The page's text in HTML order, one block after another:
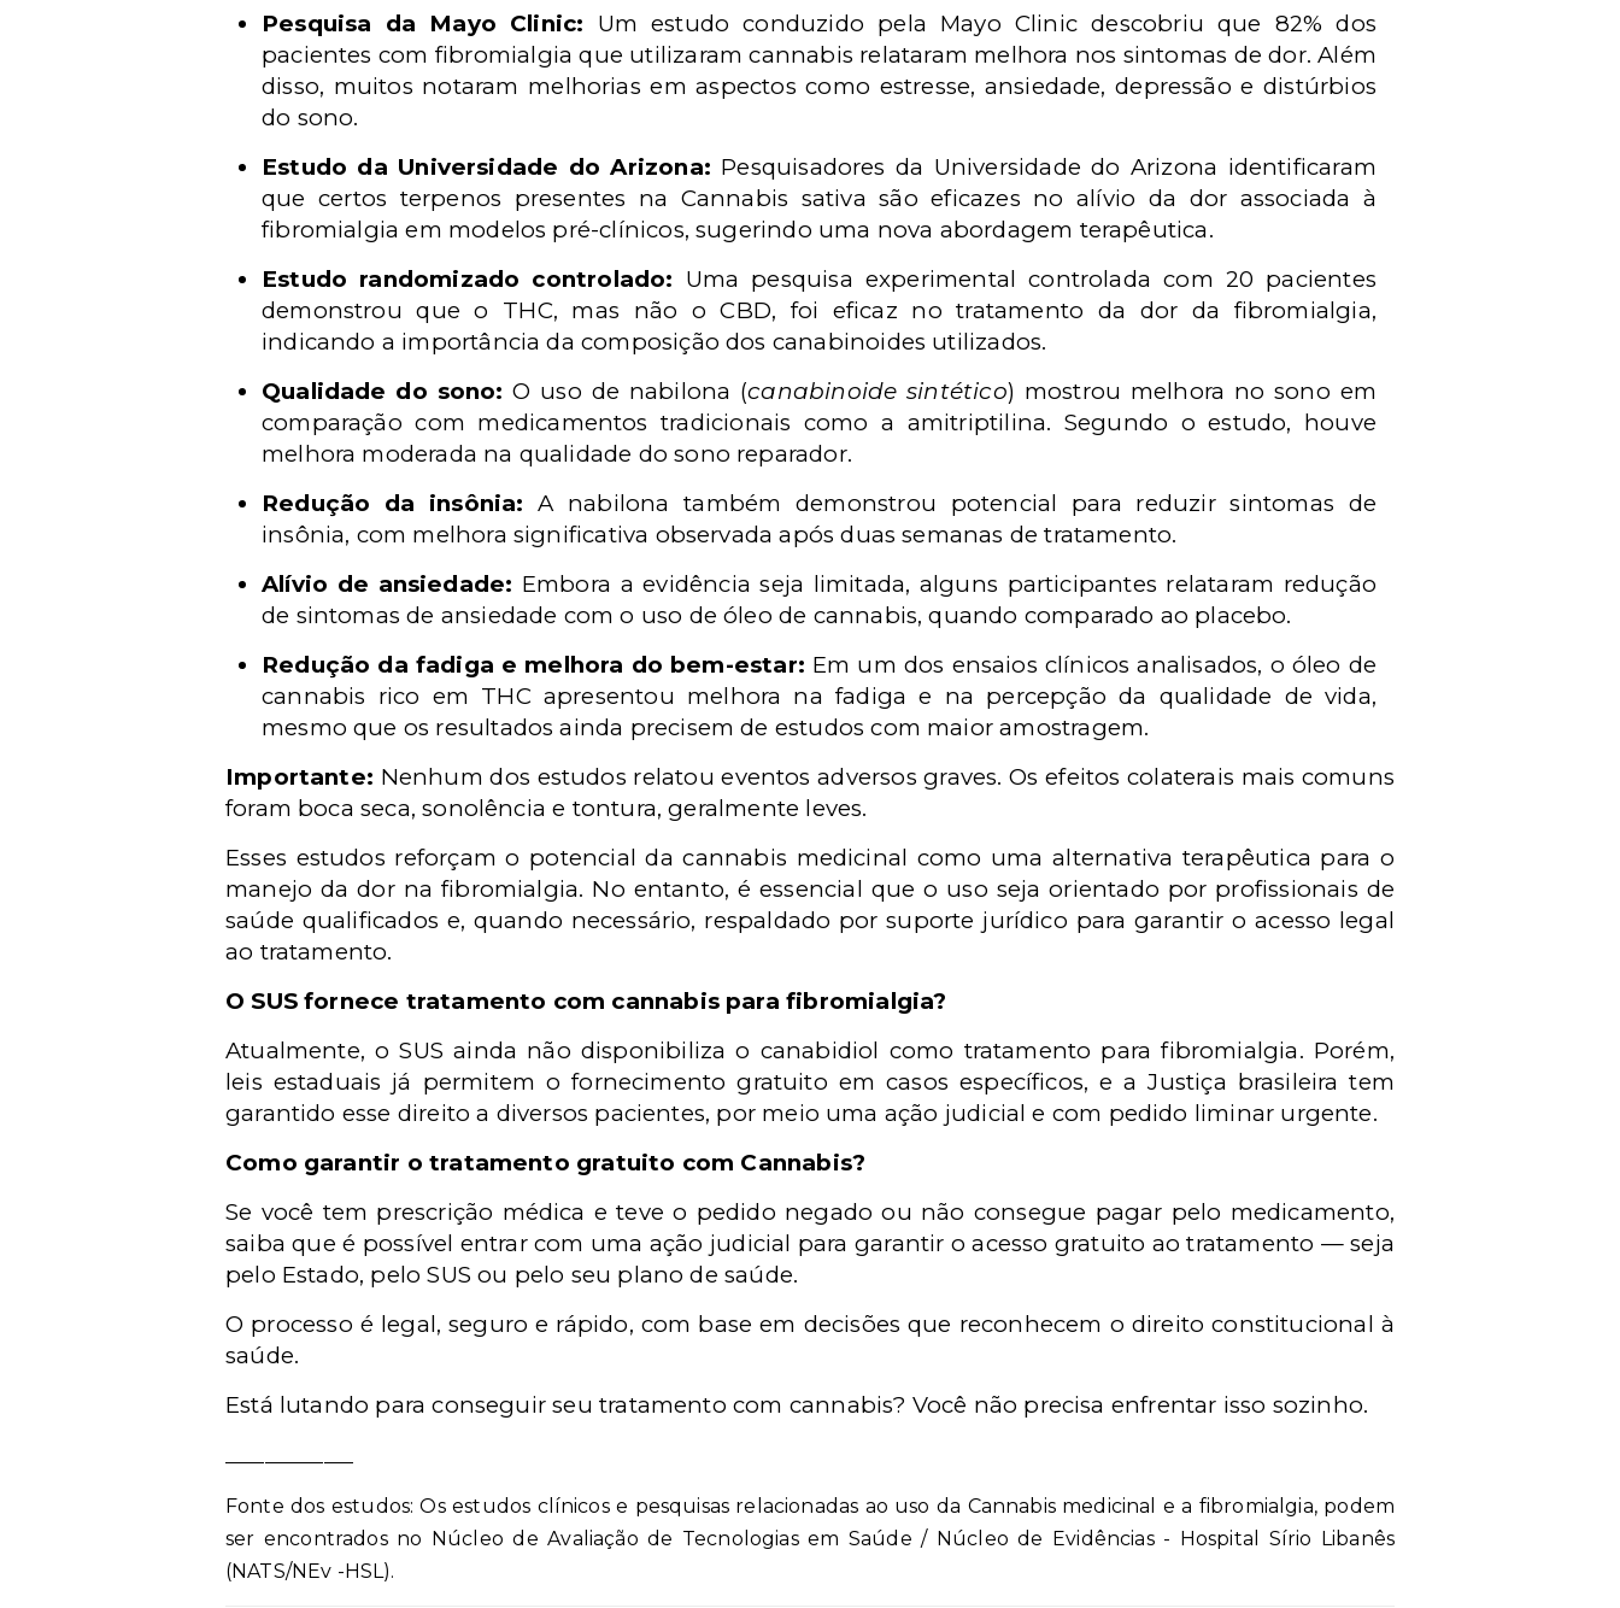
Pesquisa da Mayo Clinic: Um estudo conduzido pela Mayo Clinic descobriu que 82% dos
pacientes com fibromialgia que utilizaram cannabis relataram melhora nos sintomas de dor. Além
disso, muitos notaram melhorias em aspectos como estresse, ansiedade, depressão e distúrbios
do sono.
Estudo da Universidade do Arizona: Pesquisadores da Universidade do Arizona identificaram
que certos terpenos presentes na Cannabis sativa são eficazes no alívio da dor associada à
fibromialgia em modelos pré-clínicos, sugerindo uma nova abordagem terapêutica.
Estudo randomizado controlado: Uma pesquisa experimental controlada com 20 pacientes
demonstrou que o THC, mas não o CBD, foi eficaz no tratamento da dor da fibromialgia,
indicando a importância da composição dos canabinoides utilizados.
Qualidade do sono: O uso de nabilona (canabinoide sintético) mostrou melhora no sono em
comparação com medicamentos tradicionais como a amitriptilina. Segundo o estudo, houve
melhora moderada na qualidade do sono reparador.
Redução da insônia: A nabilona também demonstrou potencial para reduzir sintomas de
insônia, com melhora significativa observada após duas semanas de tratamento.
Alívio de ansiedade: Embora a evidência seja limitada, alguns participantes relataram redução
de sintomas de ansiedade com o uso de óleo de cannabis, quando comparado ao placebo.
Redução da fadiga e melhora do bem-estar: Em um dos ensaios clínicos analisados, o óleo de
cannabis rico em THC apresentou melhora na fadiga e na percepção da qualidade de vida,
mesmo que os resultados ainda precisem de estudos com maior amostragem.
Importante: Nenhum dos estudos relatou eventos adversos graves. Os efeitos colaterais mais comuns
foram boca seca, sonolência e tontura, geralmente leves.
Esses estudos reforçam o potencial da cannabis medicinal como uma alternativa terapêutica para o
manejo da dor na fibromialgia. No entanto, é essencial que o uso seja orientado por profissionais de
saúde qualificados e, quando necessário, respaldado por suporte jurídico para garantir o acesso legal
ao tratamento.
O SUS fornece tratamento com cannabis para fibromialgia?
Atualmente, o SUS ainda não disponibiliza o canabidiol como tratamento para fibromialgia. Porém,
leis estaduais já permitem o fornecimento gratuito em casos específicos, e a Justiça brasileira tem
garantido esse direito a diversos pacientes, por meio uma ação judicial e com pedido liminar urgente.
Como garantir o tratamento gratuito com Cannabis?
Se você tem prescrição médica e teve o pedido negado ou não consegue pagar pelo medicamento,
saiba que é possível entrar com uma ação judicial para garantir o acesso gratuito ao tratamento — seja
pelo Estado, pelo SUS ou pelo seu plano de saúde.
O processo é legal, seguro e rápido, com base em decisões que reconhecem o direito constitucional à
saúde.
Está lutando para conseguir seu tratamento com cannabis? Você não precisa enfrentar isso sozinho.
Fonte dos estudos: Os estudos clínicos e pesquisas relacionadas ao uso da Cannabis medicinal e a fibromialgia, podem
ser encontrados no Núcleo de Avaliação de Tecnologias em Saúde / Núcleo de Evidências - Hospital Sírio Libanês
(NATS/NEv -HSL).